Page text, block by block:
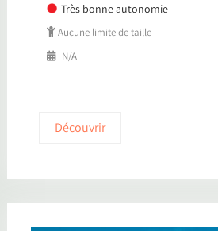
Très bonne autonomie
Aucune limite de taille
N/A
Découvrir